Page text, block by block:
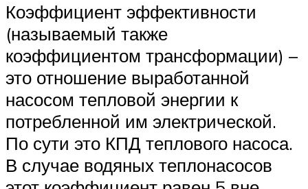
Коэффициент эффективности
(называемый также
коэффициентом трансформации) –
это отношение выработанной
насосом тепловой энергии к
потребленной им электрической.
По сути это КПД теплового насоса.
В случае водяных теплонасосов